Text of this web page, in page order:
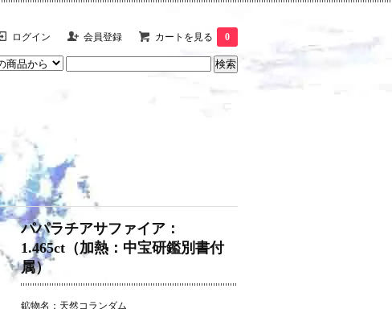
ログイン 会員登録 カートを見る 0
パパラチアサファイア：
1.465ct（加熱：中宝研鑑別書付
属）
鉱物名：天然コランダム